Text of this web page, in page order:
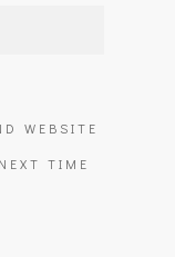
WEBSITE
TIME